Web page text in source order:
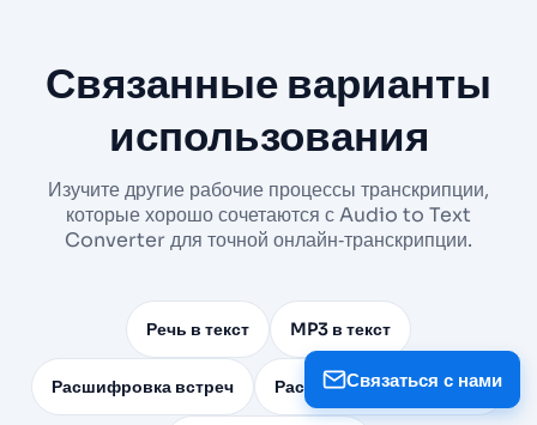
Связанные варианты
использования
Изучите другие рабочие процессы транскрипции,
которые хорошо сочетаются с Audio to Text
Converter для точной онлайн‑транскрипции.
Речь в текст MP3 в текст
Расшифровка встреч Расшифровка подкастов
Связаться с нами